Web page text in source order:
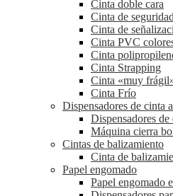
Cinta doble cara
Cinta de
Cinta de
Cinta PVC
Cinta
Cinta Strapping
Cinta «muy
Cinta Frío
Dispensadores de cinta
Dispensadores de
Máquina cierra
Cintas de balizamiento
Cinta de
Papel engomado
Papel engomado